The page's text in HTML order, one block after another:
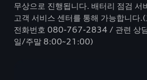
무상으로 진행됩니다. 배터리 점검 서
고객 서비스 센터를 통해 가능합니다
전화번호 080-767-2834 / 관련 상
일/주말 8:00~21:00)